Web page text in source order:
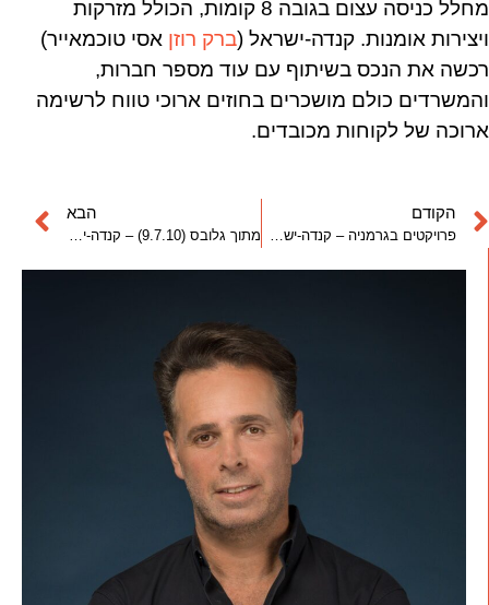
מחלל כניסה עצום בגובה 8 קומות, הכולל מזרקות
ויצירות אומנות. קנדה-ישראל (ברק רוזן אסי טוכמאייר)
רכשה את הנכס בשיתוף עם עוד מספר חברות,
והמשרדים כולם מושכרים בחוזים ארוכי טווח לרשימה
ארוכה של לקוחות מכובדים.
הקודם
פרויקטים בגרמניה – קנדה-ישראל (ברק רוזן אסי טוכמאייר)
הבא
מתוך גלובס (9.7.10) – קנדה-ישראל (ברק רוזן אסי טוכמאייר) תקים קניון חדש בצפון תל אביב